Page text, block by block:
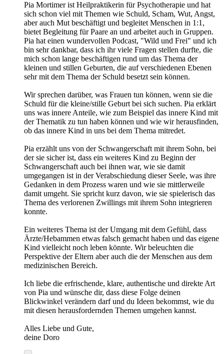
Pia Mortimer ist Heilpraktikerin für Psychotherapie und hat
sich schon viel mit Themen wie Schuld, Scham, Wut, Angst,
aber auch Mut beschäftigt und begleitet Menschen in 1:1,
bietet Begleitung für Paare an und arbeitet auch in Gruppen.
Pia hat einen wundervollen Podcast, "Wild und Frei" und ich
bin sehr dankbar, dass ich ihr viele Fragen stellen durfte, die
mich schon lange beschäftigen rund um das Thema der
kleinen und stillen Geburten, die auf verschiedenen Ebenen
sehr mit dem Thema der Schuld besetzt sein können.
Wir sprechen darüber, was Frauen tun können, wenn sie die
Schuld für die kleine/stille Geburt bei sich suchen. Pia erklärt
uns was innere Anteile, wie zum Beispiel das innere Kind mit
der Thematik zu tun haben können und wie wir herausfinden,
ob das innere Kind in uns bei dem Thema mitredet.
Pia erzählt uns von der Schwangerschaft mit ihrem Sohn, bei
der sie sicher ist, dass ein weiteres Kind zu Beginn der
Schwangerschaft auch bei ihnen war, wie sie damit
umgegangen ist in der Verabschiedung dieser Seele, was ihre
Gedanken in dem Prozess waren und wie sie mittlerweile
damit umgeht. Sie spricht kurz davon, wie sie spielerisch das
Thema des verlorenen Zwillings mit ihrem Sohn integrieren
konnte.
Ein weiteres Thema ist der Umgang mit dem Gefühl, dass
Ärzte/Hebammen etwas falsch gemacht haben und das eigene
Kind vielleicht noch leben könnte. Wir beleuchten die
Perspektive der Eltern aber auch die der Menschen aus dem
medizinischen Bereich.
Ich liebe die erfrischende, klare, authentische und direkte Art
von Pia und wünsche dir, dass diese Folge deinen
Blickwinkel verändern darf und du Ideen bekommst, wie du
mit diesen herausfordernden Themen umgehen kannst.
Alles Liebe und Gute,
deine Doro